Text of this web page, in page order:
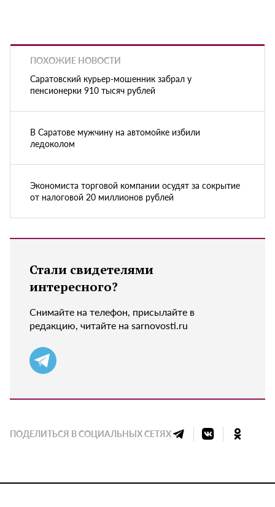
ПОХОЖИЕ НОВОСТИ
Саратовский курьер-мошенник забрал у
пенсионерки 910 тысяч рублей
В Саратове мужчину на автомойке избили
ледоколом
Экономиста торговой компании осудят за сокрытие
от налоговой 20 миллионов рублей
Стали свидетелями
интересного?
Снимайте на телефон, присылайте в
редакцию, читайте на sarnovosti.ru
ПОДЕЛИТЬСЯ В СОЦИАЛЬНЫХ СЕТЯХ